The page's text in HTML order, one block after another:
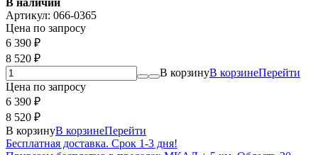
Артикул: 066-0365
Цена по запросу
6 390 ₽
8 520 ₽
В корзинуВ корзинеПерейти
Цена по запросу
6 390 ₽
8 520 ₽
В корзинуВ корзинеПерейти
Бесплатная доставка. Срок 1-3 дня!